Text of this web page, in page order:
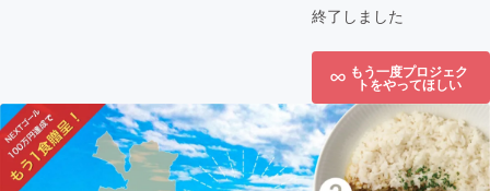
終了しました
もう一度プロジェク
トをやってほしい